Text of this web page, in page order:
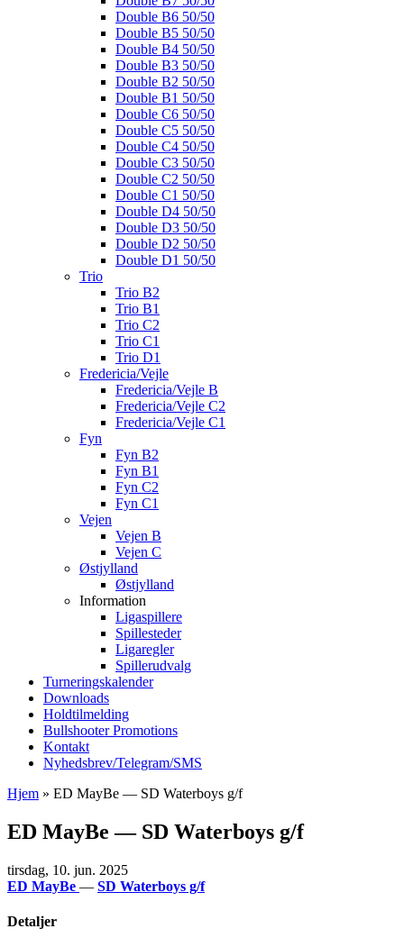
Double B6 50/50
Double B5 50/50
Double B4 50/50
Double B3 50/50
Double B2 50/50
Double B1 50/50
Double C6 50/50
Double C5 50/50
Double C4 50/50
Double C3 50/50
Double C2 50/50
Double C1 50/50
Double D4 50/50
Double D3 50/50
Double D2 50/50
Double D1 50/50
Trio
Trio B2
Trio B1
Trio C2
Trio C1
Trio D1
Fredericia/Vejle
Fredericia/Vejle B
Fredericia/Vejle C2
Fredericia/Vejle C1
Fyn
Fyn B2
Fyn B1
Fyn C2
Fyn C1
Vejen
Vejen B
Vejen C
Østjylland
Østjylland
Information
Ligaspillere
Spillesteder
Ligaregler
Spillerudvalg
Turneringskalender
Downloads
Holdtilmelding
Bullshooter Promotions
Kontakt
Nyhedsbrev/Telegram/SMS
Hjem » ED MayBe — SD Waterboys g/f
ED MayBe — SD Waterboys g/f
tirsdag, 10. jun. 2025
ED MayBe — SD Waterboys g/f
Detaljer